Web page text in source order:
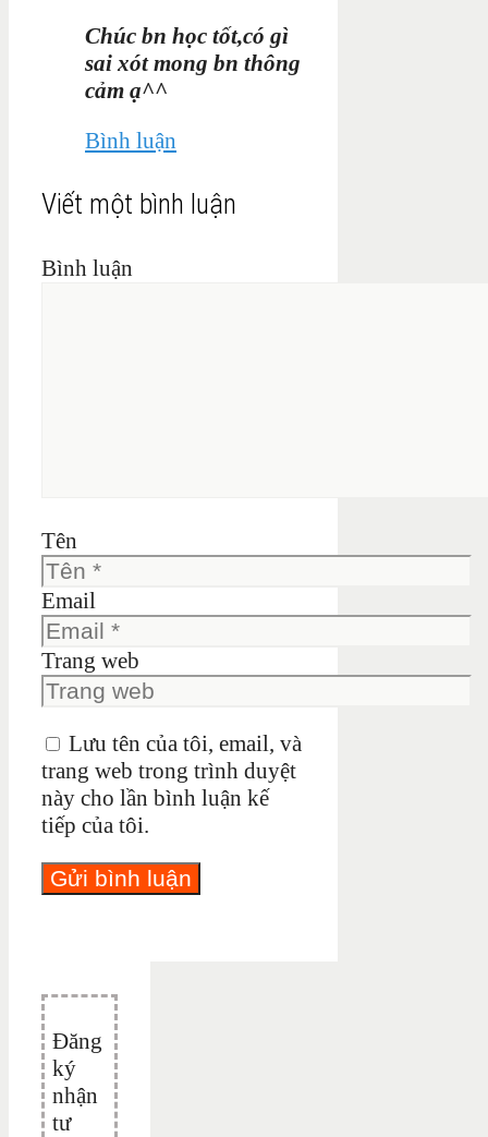
Chúc bn học tốt,có gì
sai xót mong bn thông
cảm ạ^^
Bình luận
Viết một bình luận
Bình luận
Tên
Email
Trang web
Lưu tên của tôi, email, và
trang web trong trình duyệt
này cho lần bình luận kế
tiếp của tôi.
Đăng
ký
nhận
tư